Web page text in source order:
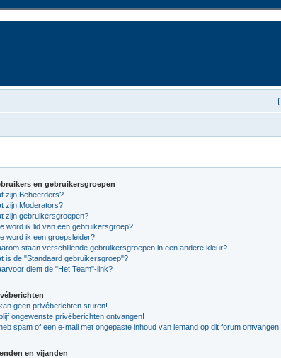
en gebruikersgroepen
zijn Beheerders?
zijn Moderators?
zijn gebruikersgroepen?
word ik lid van een gebruikersgroep?
word ik een groepsleider?
staan verschillende gebruikersgroepen in een andere kleur?
is de "Standaard gebruikersgroep"?
dient de "Het Team"-link?
geen privéberichten sturen!
ongewenste privéberichten ontvangen!
spam of een e-mail met ongepaste inhoud van iemand op dit forum ontvangen!
en vijanden